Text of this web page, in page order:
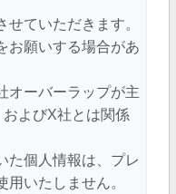
せていただきます。
お願いする場合があ
オーバーラップが主
よびX社とは関係
た個人情報は、プレ
いたしません。